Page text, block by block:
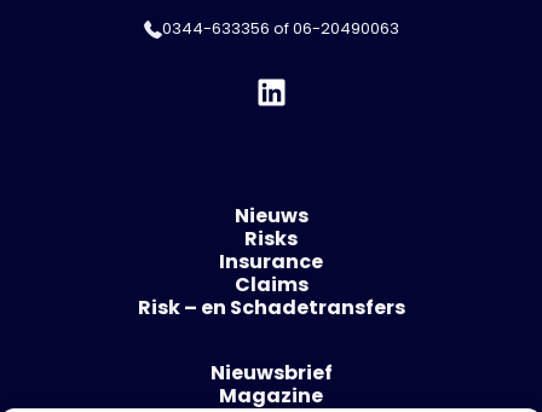
0344-633356 of06-20490063
Nieuws
Risks
Insurance
Claims
Risk – en Schadetransfers
Nieuwsbrief
Magazine